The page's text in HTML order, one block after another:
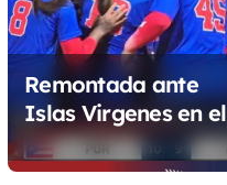
Remontada ante
Islas Virgenes en el
inicio de la Super
Ronda